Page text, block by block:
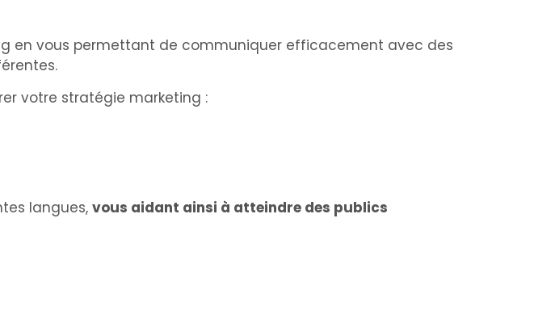
en vous permettant de communiquer efficacement avec des
votre stratégie marketing :
langues, vous aidant ainsi à atteindre des publics